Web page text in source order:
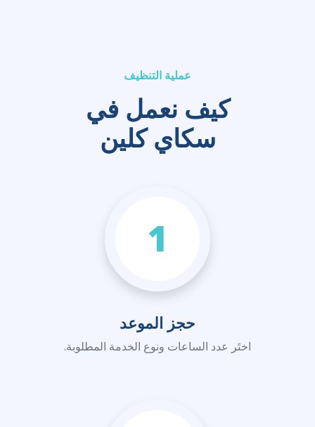
عملية التنظيف
كيف نعمل في
سكاي كلين
1
حجز الموعد
اختَر عدد الساعات ونوع الخدمة المطلوبة.